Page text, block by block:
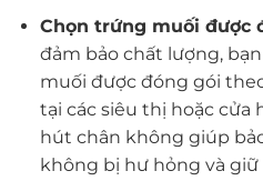
Chọn trứng muối được
đảm bảo chất lượng,
muối được đóng gói
tại các siêu thị hoặc cửa
hút chân không giúp
không bị hư hỏng và